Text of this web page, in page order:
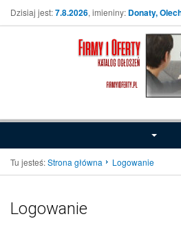
Dzisiaj jest:7.8.2026, imieniny: Donaty,
Tu jesteś:Strona główna Logowanie
Logowanie